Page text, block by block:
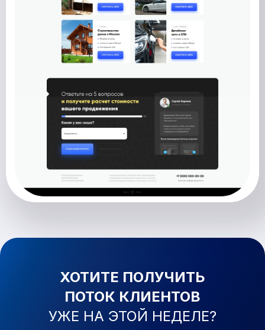
ХОТИТЕ ПОЛУЧИТЬ
ПОТОК КЛИЕНТОВ
УЖЕ НА ЭТОЙ НЕДЕЛЕ?